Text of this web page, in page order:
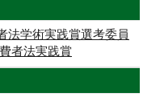
法学術実践賞選考委員
者法実践賞